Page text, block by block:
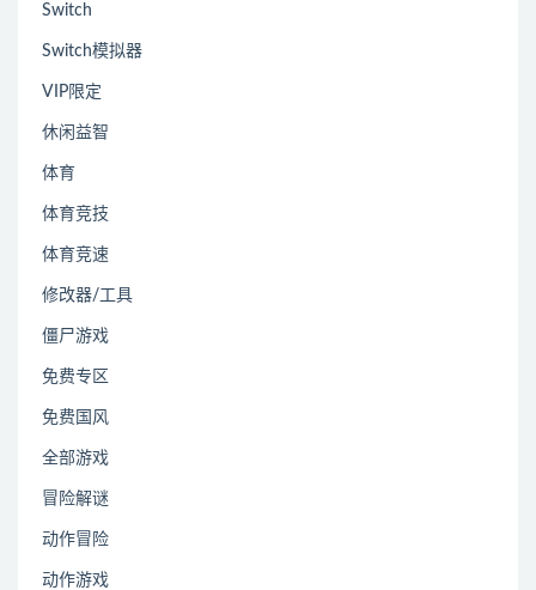
Switch
Switch模拟器
VIP限定
休闲益智
体育
体育竞技
体育竞速
修改器/工具
僵尸游戏
免费专区
免费国风
全部游戏
冒险解谜
动作冒险
动作游戏